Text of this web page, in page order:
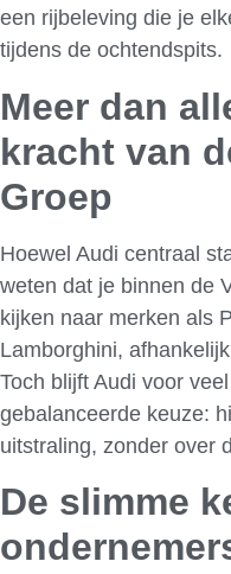
een rijbeleving die je
tijdens de ochtendspits.
Meer dan
kracht van
Groep
Hoewel Audi centraal
weten dat je binnen de
kijken naar merken als
Lamborghini,
Toch blijft Audi voor
gebalanceerde keuze:
uitstraling, zonder over
De slimme